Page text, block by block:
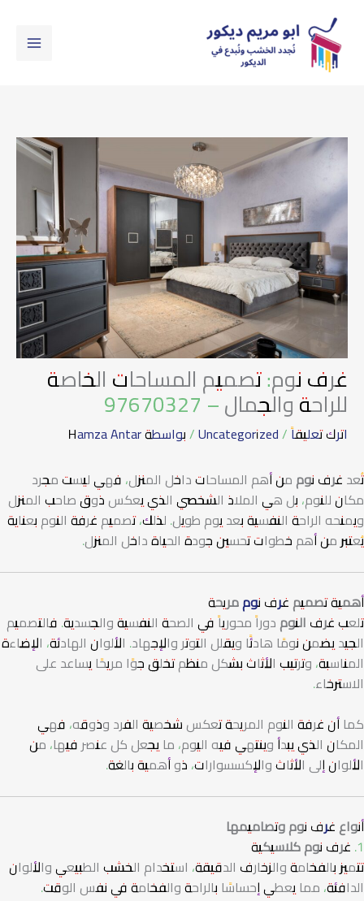
المحتوى
غرف نوم: تصميم المساحات الخاصة
للراحة والجمال – 97670327
اترك تعليقاً/
Uncategorized/ بواسطةHamza Antar
تُعد غرف نوم من أهم المساحات داخل المنزل، فهي ليست مجرد
مكان للنوم، بل هي الملاذ الشخصي الذي يعكس ذوق صاحب المنزل
ويمنحه الراحة النفسية بعد يوم طويل. لذلك، تصميم غرفة النوم بعناية
يُعتبر من أهم خطوات تحسين جودة الحياة داخل المنزل.
أهمية تصميم غرف نوممريحة
تلعبغرف النوم دوراً محورياً في الصحة النفسية والجسدية. فالتصميم
الجيد يضمن نومًا هادئًا ويقلل التوتر والإجهاد. الألوان الهادئة، الإضاءة
المناسبة، وترتيب الأثاث بشكل منظم تخلق جوًا مريحًا يساعد على
الاسترخاء.
كما أن غرفة النوم المريحة تعكس شخصية الفرد وذوقه، فهي
المكان الذي يبدأ وينتهي فيه اليوم، ما يجعل كل عنصر فيها، من
الألوان إلى الأثاث والإكسسوارات، ذو أهمية بالغة.
أنواع غرف نوم وتصاميمها
1. غرف نوم كلاسيكية
تتميز بالفخامة والزخارف الدقيقة، استخدام الخشب الطبيعي والألوان
الدافئة، مما يعطي إحساسًا بالراحة والفخامة في نفس الوقت.